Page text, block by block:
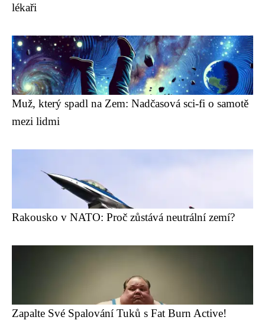
lékaři
Muž, který spadl na Zem: Nadčasová sci-fi o samotě
mezi lidmi
Rakousko v NATO: Proč zůstává neutrální zemí?
Zapalte Své Spalování Tuků s Fat Burn Active!